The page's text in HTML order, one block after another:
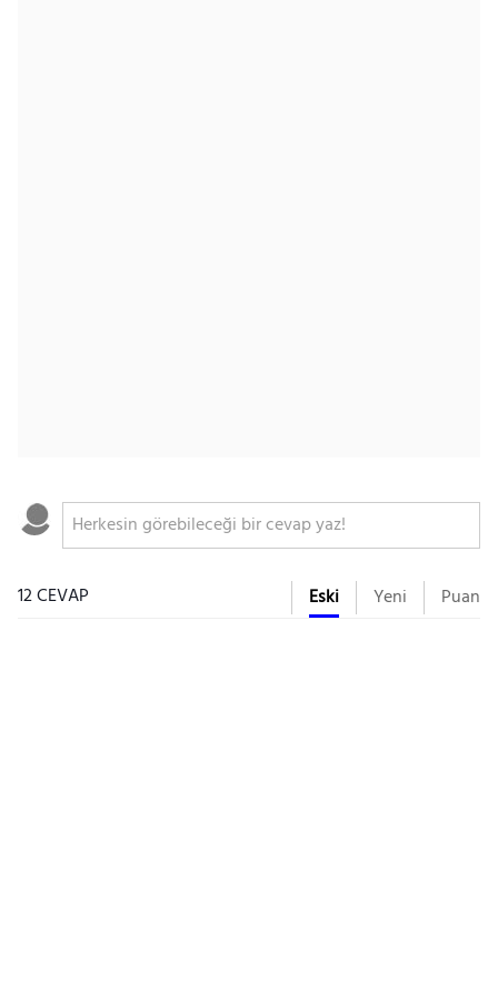
12 CEVAP Eski Yeni Puan